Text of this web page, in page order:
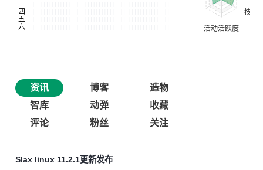
资讯 博客
造物
智库
动弹
收藏
评论
粉丝 关注
Slax linux 11.2.1更新发布